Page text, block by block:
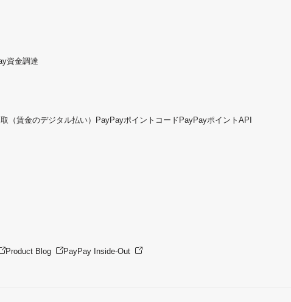
資金調達
（賃金のデジタル払い） PayPayポイントコードPayPayポイントAPI
Product Blog PayPay Inside-Out